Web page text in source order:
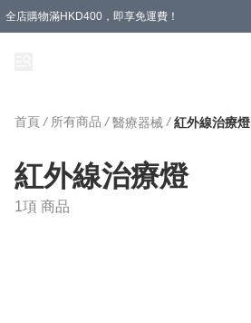
全店購物滿HKD400，即享免運費！
首頁 / 所有商品 / 醫療器械 / 紅外線治療燈
紅外線治療燈
1項 商品